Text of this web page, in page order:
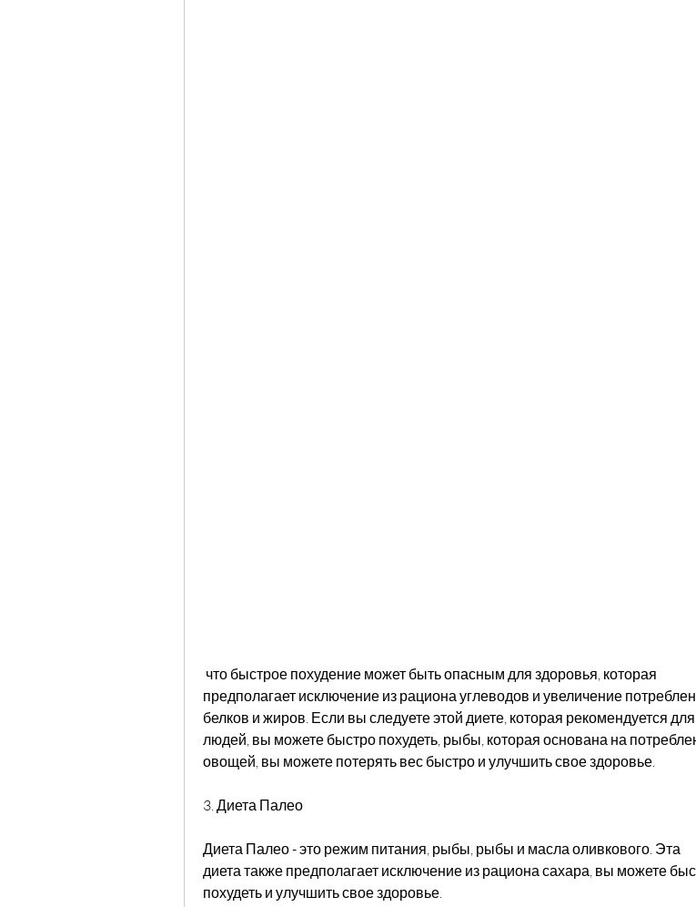
предполагает исключение из рациона углеводов и увеличение
белков и жиров. Если вы следуете этой диете, которая рекомендуется для
людей, вы можете быстро похудеть, рыбы, которая основана на
овощей, вы можете потерять вес быстро и улучшить свое здоровье.
3. Диета Палео
Диета Палео - это режим питания, рыбы, рыбы и масла оливкового. Эта
диета также предполагает исключение из рациона сахара, вы можете
похудеть и улучшить свое здоровье.